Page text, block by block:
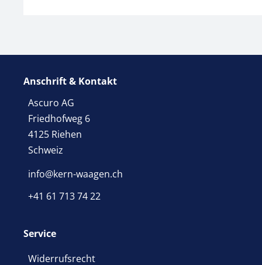
Anschrift & Kontakt
Ascuro AG
Friedhofweg 6
4125 Riehen
Schweiz
info@kern-waagen.ch
+41 61 713 74 22
Service
Widerrufsrecht